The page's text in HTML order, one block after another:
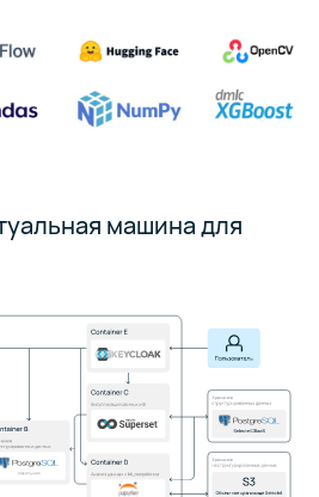
машина для